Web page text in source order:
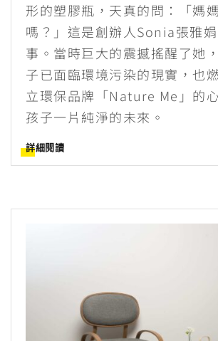
形的塑膠瓶，天真的問：「媽
嗎？」這是創辦人Sonia張雅
事。當時巨大的震撼搖醒了她
子已面臨環境污染的現實，也
立環保品牌「Nature Me」的
孩子一片純淨的未來。
詳細閱讀